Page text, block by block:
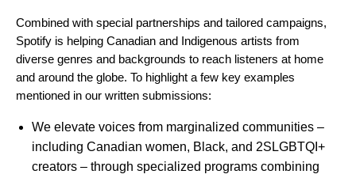
Combined with special partnerships and tailored campaigns,
Spotify is helping Canadian and Indigenous artists from
diverse genres and backgrounds to reach listeners at home
and around the globe. To highlight a few key examples
mentioned in our written submissions:
We elevate voices from marginalized communities –
including Canadian women, Black, and 2SLGBTQI+
creators – through specialized programs combining